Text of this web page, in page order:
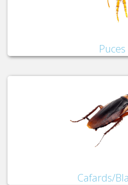
Puces
Cafards/